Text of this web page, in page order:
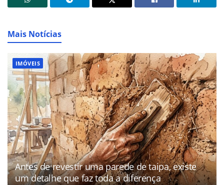
Mais Notícias
IMÓVEIS
Antes de revestir uma parede de taipa, existe
um detalhe que faz toda a diferença